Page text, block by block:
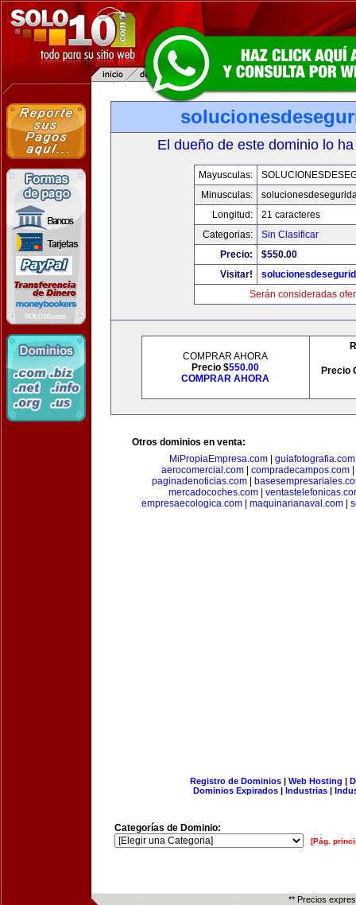
El dueño de este dominio lo
Mayusculas:
Minusculas:
Longitud:
21 caracteres
Categorias:
Sin Clasificar
Precio:
$550.00
Visitar!
Serán consideradas
COMPRAR AHORA
Precio $550.00
COMPRAR AHORA
Precio
Otros dominios en venta:
MiPropiaEmpresa.com
guiafotografia.com
aerocomercial.com| compradecampos.com|
paginadenoticias.com|
mercadocoches.com|
empresaecologica.com| maquinarianaval.com|
Registro de Dominios| Web Hosting |
Dominios Expirados | Industrias |
Categorías de Dominio:
[Pág.
** Precios